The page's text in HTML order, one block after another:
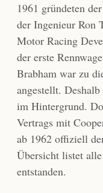
1961 gründeten
der Ingenieur Ron
Motor Racing
der erste
Brabham war zu
angestellt.
im Hintergrund.
Vertrags mit
ab 1962 offiziell
Übersicht listet
entstanden.